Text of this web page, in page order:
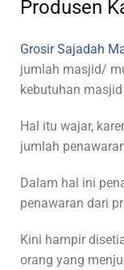
Produsen
Grosir Sajadah
jumlah masjid/
kebutuhan
Hal itu wajar,
jumlah
Dalam hal ini
penawaran dari
Kini hampir
orang yang